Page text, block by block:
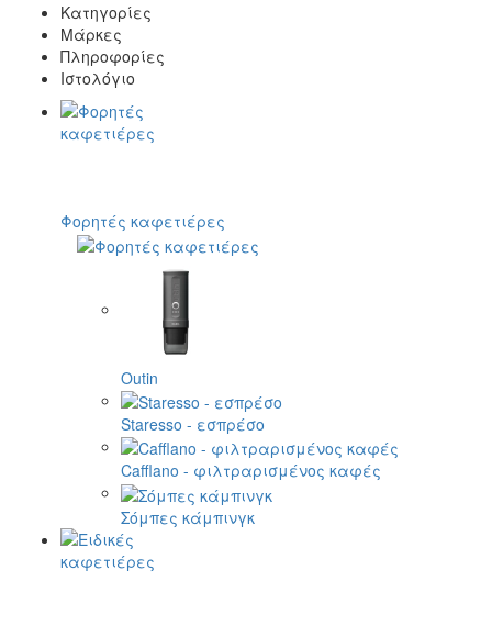
Κατηγορίες
Μάρκες
Πληροφορίες
Ιστολόγιο
Φορητές καφετιέρες
Outin
Staresso - εσπρέσο
Cafflano - φιλτραρισμένος καφές
Σόμπες κάμπινγκ